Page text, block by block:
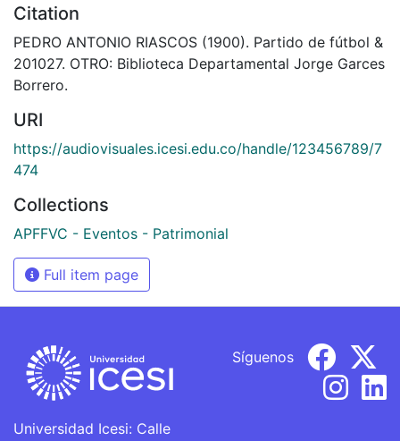
Citation
PEDRO ANTONIO RIASCOS (1900). Partido de fútbol &
201027. OTRO: Biblioteca Departamental Jorge Garces
Borrero.
URI
https://audiovisuales.icesi.edu.co/handle/123456789/7
474
Collections
APFFVC - Eventos - Patrimonial
Full item page
Universidad Icesi: Calle
Síguenos